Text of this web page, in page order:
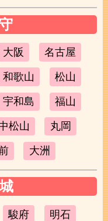
大阪 名古屋
和歌山 松山
宇和島 福山
松山 丸岡
大洲
駿府 明石